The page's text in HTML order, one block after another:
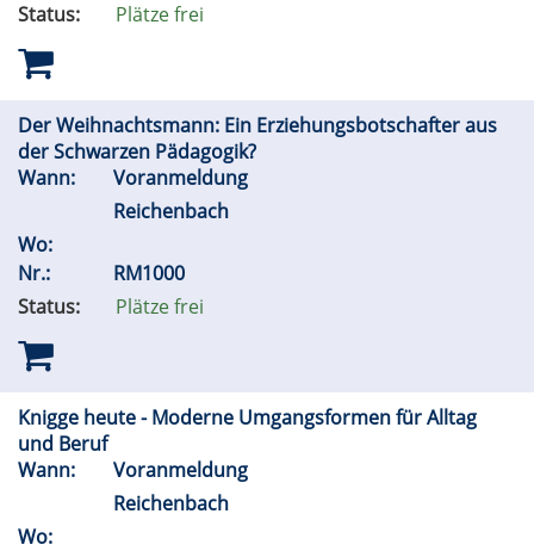
Status:
Plätze frei
Der Weihnachtsmann: Ein Erziehungsbotschafter aus
der Schwarzen Pädagogik?
Wann:
Voranmeldung
Reichenbach
Wo:
Nr.:
RM1000
Status:
Plätze frei
Knigge heute - Moderne Umgangsformen für Alltag
und Beruf
Wann:
Voranmeldung
Reichenbach
Wo: